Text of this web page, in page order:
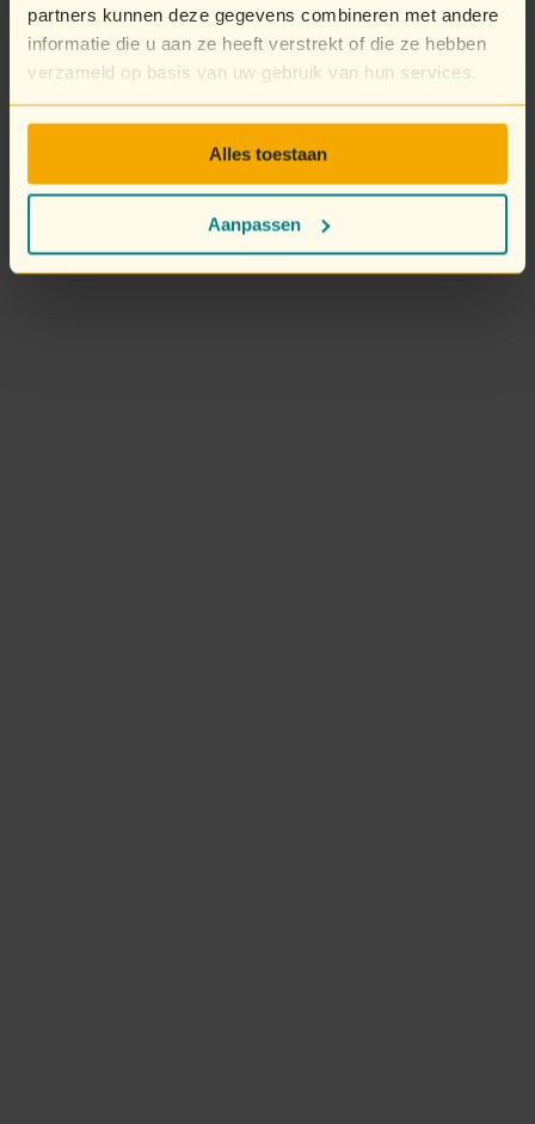
partners kunnen deze gegevens combineren met andere
informatie die u aan ze heeft verstrekt of die ze hebben
verzameld op basis van uw gebruik van hun services.
Alles toestaan
Aanpassen